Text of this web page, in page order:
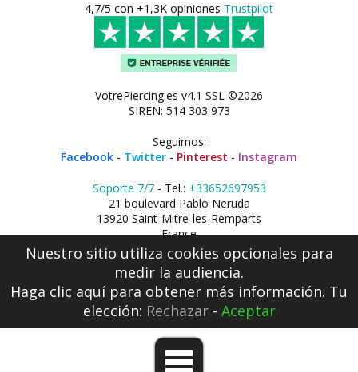
4,7/5 con +1,3K opiniones Trustpilot
VotrePiercing.es v4.1 SSL ©2026
SIREN: 514 303 973
Seguirnos:
Facebook - Twitter - Pinterest - Instagram
Soporte 7/7- Tel.: +33652697953
21 boulevard Pablo Neruda
13920 Saint-Mitre-les-Remparts
France
Nuestro sitio utiliza cookies opcionales para
medir la audiencia.
Haga clic aquípara obtener más información. Tu
elección: Rechazar- Aceptar